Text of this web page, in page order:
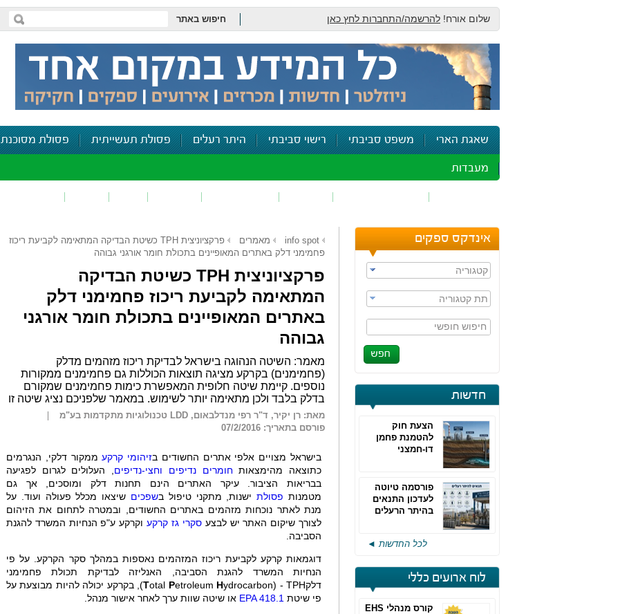
שלום אורח! להרשמה/התחברות לחץ כאן חיפוש באתר
שאגת הארי משפט סביבתי רישוי סביבתי היתר רעלים פסולת תעשייתית פסולת מסוכנת
מעבדות
אינדקס ספקים
קטגוריה
תת קטגוריה
חיפוש חופשי
חדשות
הצעת חוק
להטמנת פחמן
דו-חמצני
פורסמה טיוטה
לעדכון התנאים
בהיתר הרעלים
לכל החדשות ◄
לוח ארועים כללי
קורס מנהלי EHS
info spot מאמרים
פרקציוניצית TPH כשיטת הבדיקה המתאימה לקביעת ריכוז
פחמימני דלק באתרים המאופיינים בתכולת חומר אורגני גבוהה
פרקציוניצית TPH כשיטת הבדיקה
המתאימה לקביעת ריכוז פחמימני דלק
באתרים המאופיינים בתכולת חומר אורגני
גבוהה
מאמר: השיטה הנהוגה בישראל לבדיקת ריכוז מזהמים מדלק
(פחמימנים) בקרקע מציגה תוצאות הכוללות גם פחמימנים ממקורות
נוספים. קיימת שיטה חלופית המאפשרת כימות פחמימנים שמקורם
בדלק בלבד ולכן מתאימה יותר לשימוש. במאמר שלפניכם נציג שיטה זו
מאת: רן יקיר, ד"ר רפי מנדלבאום, LDD טכנולוגיות מתקדמות בע"מ
פורסם בתאריך: 07/2/2016
בישראל מצויים אלפי אתרים החשודים בזיהומי קרקעממקור דלקי, הנגרמים
כתוצאה מהימצאותחומרים נדיפים וחצי-נדיפים , העלולים לגרום לפגיעה
בבריאות הציבור. עיקר האתרים הינם תחנות דלק ומוסכים, אך גם
מטמנות פסולת ישנות, מתקני טיפול בשפכים שיצאו מכלל פעולה ועוד. על
מנת לאתר נוכחות מזהמים באתרים החשודים, ובמטרה לתחום את הזיהום
לצורך שיקום האתר יש לבצעסקרי גז קרקעוקרקע ע"פ הנחיות המשרד להגנת
הסביבה.
דוגמאות קרקע לקביעת ריכוז המזהמים נאספות במהלך סקר הקרקע. על פי
הנחיות המשרד להגנת הסביבה, האנליזה לבדיקת תכולת פחמימני
דלקTPH
-
Total Petroleum Hydrocarbon)
), בקרקע יכולה להיות מבוצעת על
פי שיטת EPA 418.1 או שיטה שוות ערך לאחר אישור מנהל.